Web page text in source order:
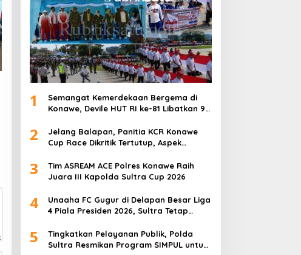
1
Semangat Kemerdekaan Bergema di
Konawe, Devile HUT RI ke-81 Libatkan 98
2
Jelang Balapan, Panitia KCR Konawe
Cup Race Dikritik Tertutup, Aspek
3
Tim ASREAM ACE Polres Konawe Raih
Juara III Kapolda Sultra Cup 2026
4
Unaaha FC Gugur di Delapan Besar Liga
4 Piala Presiden 2026, Sultra Tetap
5
Tingkatkan Pelayanan Publik, Polda
Sultra Resmikan Program SIMPUL untuk